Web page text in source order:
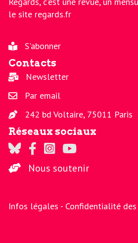
le site regards.fr
S'abonner
Contacts
Newsletter
Par email
242 bd Voltaire, 75011 Paris
Réseaux sociaux
Regards sur Twitter
Regards sur Facebook
Regards sur Instagram
La chaine Regards
Nous soutenir
Infos légales - Confidentialité